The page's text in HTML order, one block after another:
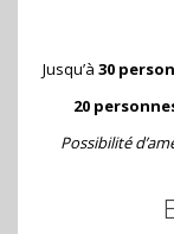
Jusqu’à 30
20
Possibilité